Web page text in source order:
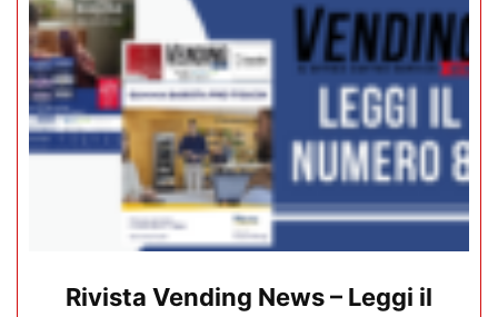
Rivista Vending News – Leggi il